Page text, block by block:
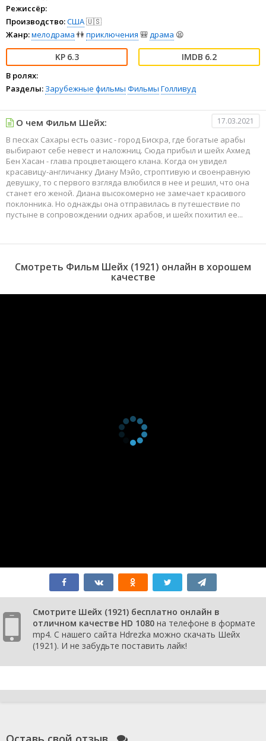
Режиссёр:
Производство:США🇺🇸
Жанр:мелодрама 👫приключения 🎒драма 😫
6.3 6.2
В ролях:
Разделы: Зарубежные фильмы Фильмы Голливуд
О чем Фильм Шейх: 17.03.2021
В песках Сахары есть оазис - город Бискра, где богатые арабы
выбирают себе невест и наложниц. Сюда прибыл и шейх Ахмед
Бен Хасан - глава процветающего клана. Когда он увидел
красавицу-англичанку Диану Мэйо, строптивую и своенравную
девушку, то с первого взгляда влюбился в нее и решил, что она
станет его женой. Диана высокомерно не замечает красивого
поклонника. Но однажды она отправилась в путешествие по
пустыне в сопровождении одних арабов, и шейх похитил ее...
Смотреть Фильм Шейх (1921) онлайн в хорошем
качестве
Смотрите Шейх (1921) бесплатно онлайн в
отличном качестве HD 1080 на телефоне в формате
mp4. С нашего сайта Hdrezka можно скачать Шейх
(1921). И не забудьте поставить лайк!